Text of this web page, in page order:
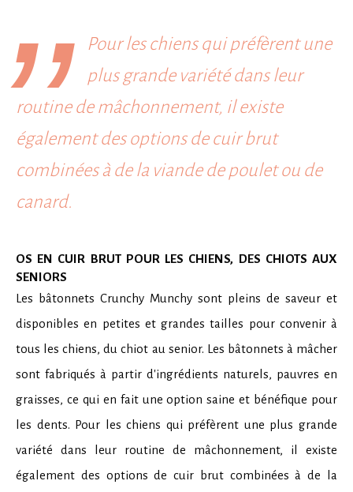
Pour les chiens qui préfèrent une
plus grande variété dans leur
routine de mâchonnement, il existe
également des options de cuir brut
combinées à de la viande de poulet ou de
canard.
OS EN CUIR BRUT POUR LES CHIENS, DES CHIOTS AUX
SENIORS
Les bâtonnets Crunchy Munchy sont pleins de saveur et
disponibles en petites et grandes tailles pour convenir à
tous les chiens, du chiot au senior. Les bâtonnets à mâcher
sont fabriqués à partir d'ingrédients naturels, pauvres en
graisses, ce qui en fait une option saine et bénéfique pour
les dents. Pour les chiens qui préfèrent une plus grande
variété dans leur routine de mâchonnement, il existe
également des options de cuir brut combinées à de la